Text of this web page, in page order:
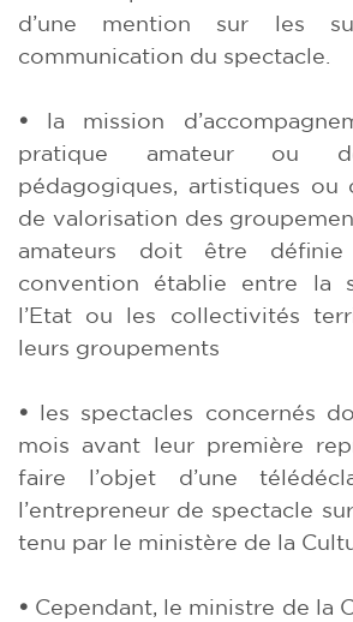
d’une mention sur les
communication du spectacle.
• la mission
pratique amateur ou
pédagogiques, artistiques ou
de valorisation des
amateurs doit être
convention établie entre la
l’Etat ou les collectivités
leurs groupements
• les spectacles concernés
mois avant leur première
faire l’objet d’une
l’entrepreneur de spectacle
tenu par le ministère de la
• Cependant, le ministre de la